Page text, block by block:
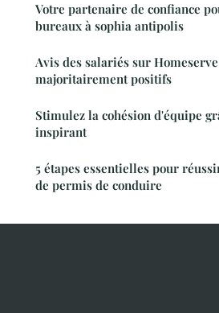
Votre partenaire de confiance
bureaux à sophia antipolis
Avis des salariés sur
majoritairement positifs
Stimulez la cohésion d'équipe
inspirant
5 étapes essentielles pour
de permis de conduire